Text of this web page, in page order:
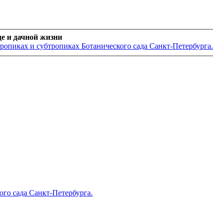
и дачной жизни
и субтропиках Ботанического сада Санкт-Петербурга.
сада Санкт-Петербурга.